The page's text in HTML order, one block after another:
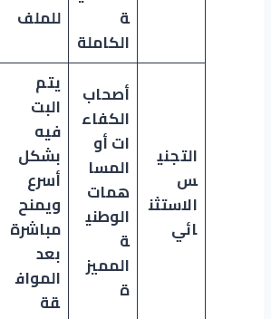
ة
الكاملة
للملف
التجني
س
الاستثن
ائي
أصحاب
الكفاء
ات أو
المسا
همات
الوطني
ة
المميز
ة
يتم
البت
فيه
بشكل
أسرع
ويمنح
مباشرة
بعد
المواف
قة